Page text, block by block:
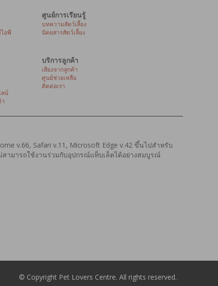
อพี
น์
ศูนย์การเรียนรู้
บทความสัตว์เลี้ยง
นิตยสารสัตว์เลี้ยง
บริการลูกค้า
เสียงจากลูกค้า
ศูนย์ช่วยเหลือ
ติดต่อเรา
v.66, Safari v.11, Microsoft Edge v.42 ขึ้นไปสำหรับ
สามารถใช้งานร่วมกับอุปกรณ์แท็บเล็ตได้อย่างสมบูรณ์
© Copyright Pet Lovers Centre. All rights reserved..